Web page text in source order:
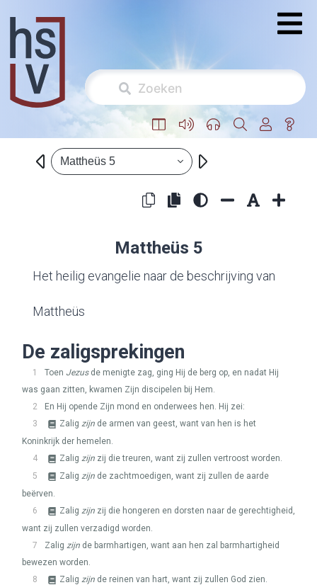
Mattheüs 5
Mattheüs 5
Het heilig evangelie naar de beschrijving van
Mattheüs
De zaligsprekingen
1 Toen Jezusde menigte zag, ging Hij de berg op, en nadat Hij
was gaan zitten, kwamen Zijn discipelen bij Hem.
2
En Hij opende Zijn mond en onderwees hen. Hij zei:
3
Zalig zijn de armen van geest, want van hen is het
Koninkrijk der hemelen.
4
Zalig zijn zij die treuren, want zij zullen vertroost worden.
5
Zalig zijn de zachtmoedigen, want zij zullen de aarde
beërven.
6
Zalig zijn zij die hongeren en dorsten naar de gerechtigheid,
want zij zullen verzadigd worden.
7
Zalig zijn de barmhartigen, want aan hen zal barmhartigheid
bewezen worden.
8
Zalig zijn de reinen van hart, want zij zullen God zien.